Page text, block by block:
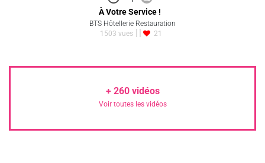
À Votre Service !
BTS Hôtellerie Restauration
1503 vues
21
+ 260vidéos
Voir toutes les vidéos